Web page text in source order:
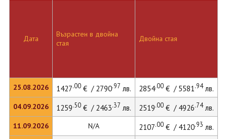
Дата
25.08.2026
04.09.2026
11.09.2026
Възрастен в двойна
стая
Двойна стая
1427.00€ / 2790.97 лв. 2854.00€ / 5581.94лв.
1259.50€ / 2463.37 лв. 2519.00€ / 4926.74лв.
N/A 2107.00€ / 4120.93 лв.